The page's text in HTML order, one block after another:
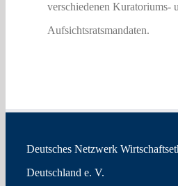
verschiedenen Kuratoriums-
Aufsichtsratsmandaten.
Deutsches Netzwerk
Deutschland e. V.